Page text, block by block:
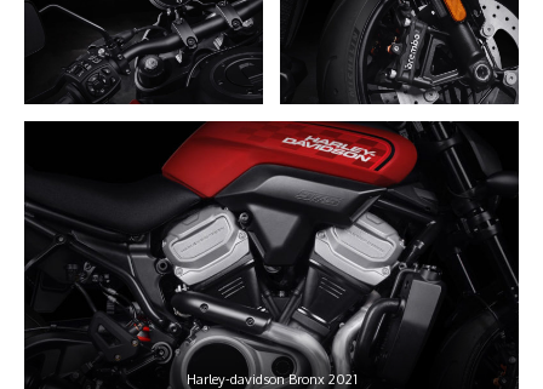
Harley-davidson Bronx 2021